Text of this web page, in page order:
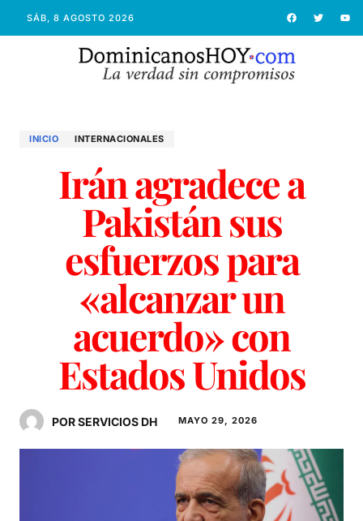
SÁB, 8 AGOSTO 2026
INICIO INTERNACIONALES
Irán agradece a
Pakistán sus
esfuerzos para
«alcanzar un
acuerdo» con
Estados Unidos
POR SERVICIOS DH MAYO 29, 2026